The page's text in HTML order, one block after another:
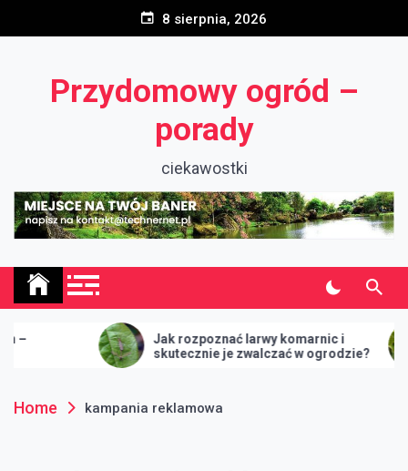
8 sierpnia, 2026
Przydomowy ogród –
porady
ciekawostki
Jak rozpoznać larwy komarnic i
skutecznie je zwalczać w ogrodzie?
Home kampania reklamowa